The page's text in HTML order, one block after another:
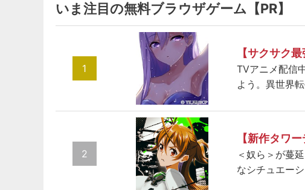
いま注目の無料ブラウザゲーム【PR】
1
【サクサク
TVアニメ配信
よう。異世界
2
【新作タワ
＜奴ら＞が蔓
なシチュエー